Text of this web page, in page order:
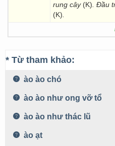
rung cây (K) . Đầu
(K)
* Từ tham khảo:
ào ào chó
ào ào như ong vỡ tổ
ào ào như thác lũ
ào ạt